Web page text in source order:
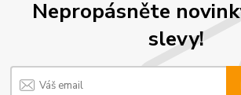
Nepropásněte
slevy!